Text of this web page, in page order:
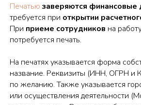
Печатью заверяются финансовые
требуется при открытии
При приеме сотрудников на
потребуется печать.
На печатях указывается форма
название. Реквизиты (ИНН, ОГРН и
по желанию. Также указывается
или осуществления деятельности